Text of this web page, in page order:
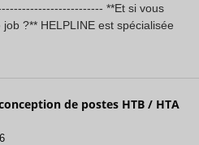
**Et si vous
?** HELPLINE est spécialisée
de postes HTB / HTA